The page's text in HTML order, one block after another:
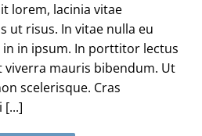
lorem, lacinia vitae
ut risus. In vitae nulla eu
in ipsum. In porttitor lectus
viverra mauris bibendum. Ut
scelerisque. Cras
[...]